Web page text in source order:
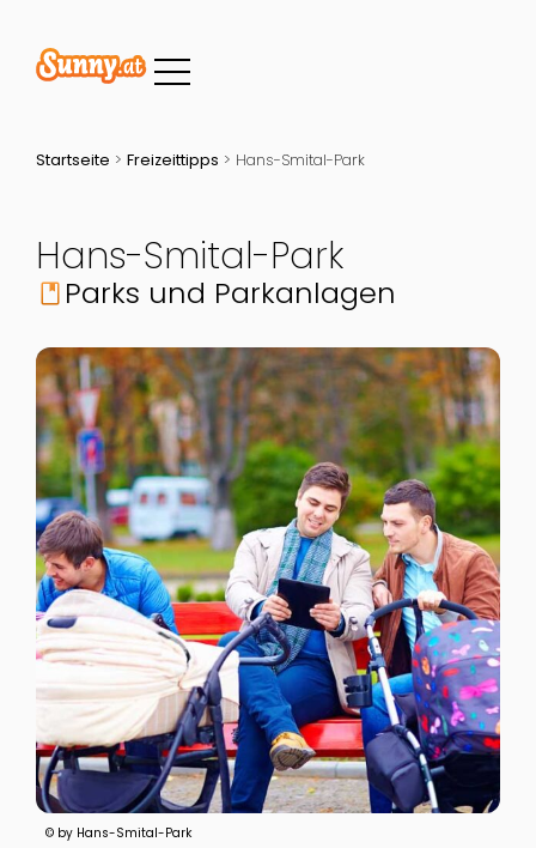
Startseite > Freizeittipps > Hans-Smital-Park
Hans-Smital-Park
book Parks und Parkanlagen
© by Hans-Smital-Park